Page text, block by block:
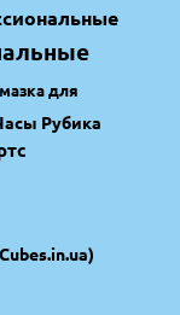
для
Рубика